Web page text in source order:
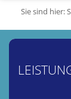
Sie sind hier: